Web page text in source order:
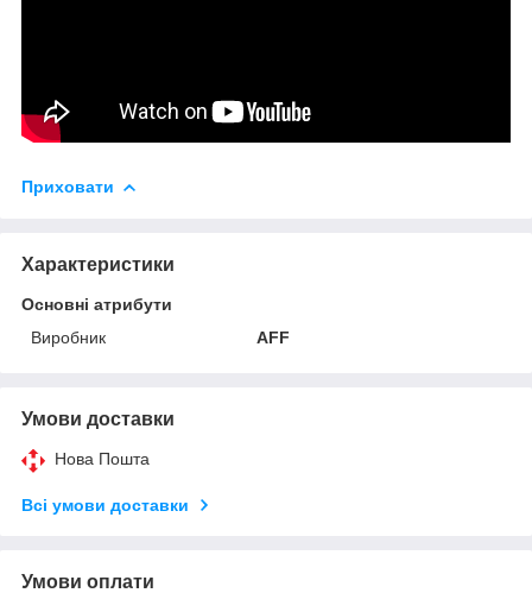
Приховати
Характеристики
Основні атрибути
Виробник
AFF
Умови доставки
Нова Пошта
Всі умови доставки
Умови оплати